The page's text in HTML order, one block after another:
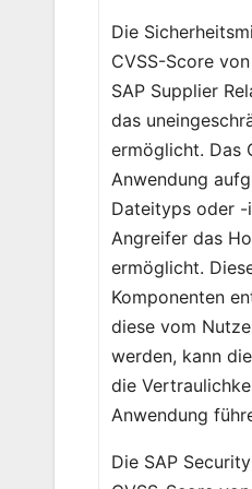
Die
CVSS-Score
SAP Supplier
das
ermöglicht. Das
Anwendung
Dateityps oder
Angreifer das
ermöglicht.
Komponenten
diese vom
werden, kann
die
Anwendung
Die SAP